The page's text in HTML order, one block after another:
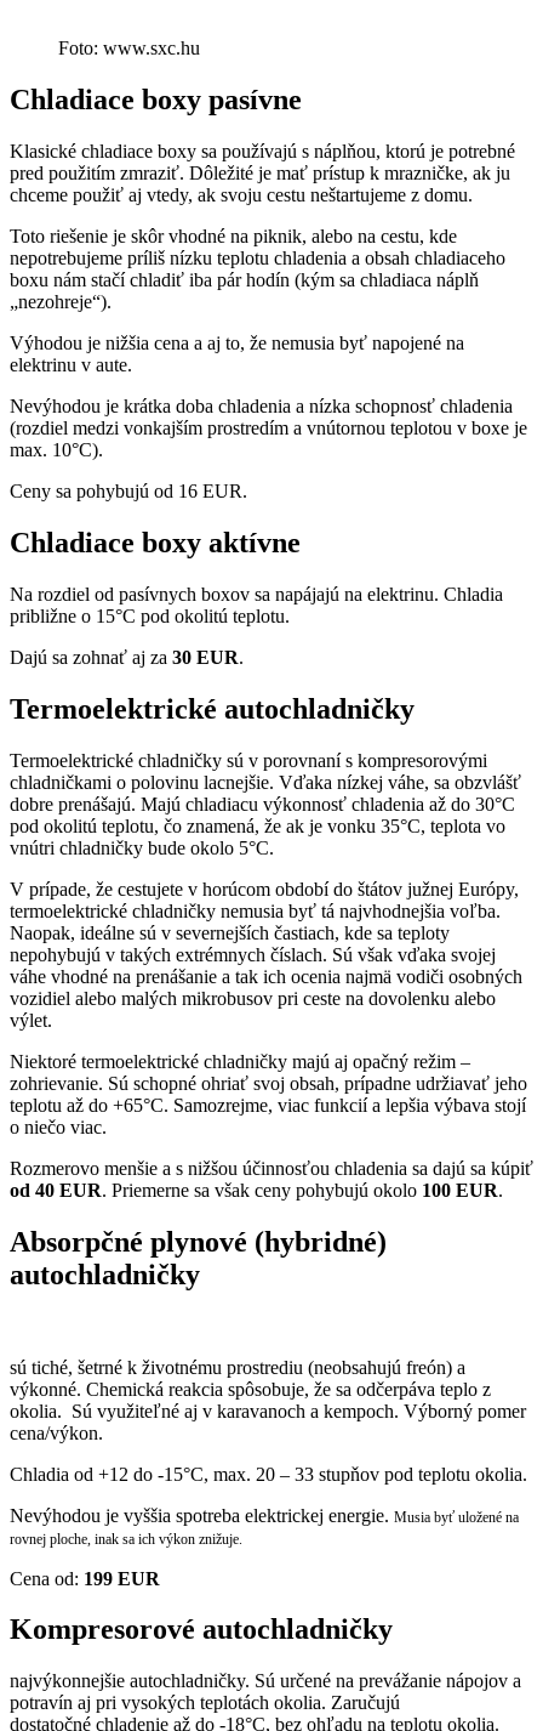
Foto: www.sxc.hu
Chladiace boxy pasívne
Klasické chladiace boxy sa používajú s náplňou, ktorú je potrebné
pred použitím zmraziť. Dôležité je mať prístup k mrazničke, ak ju
chceme použiť aj vtedy, ak svoju cestu neštartujeme z domu.
Toto riešenie je skôr vhodné na piknik, alebo na cestu, kde
nepotrebujeme príliš nízku teplotu chladenia a obsah chladiaceho
boxu nám stačí chladiť iba pár hodín (kým sa chladiaca náplň
„nezohreje“).
Výhodou je nižšia cena a aj to, že nemusia byť napojené na
elektrinu v aute.
Nevýhodou je krátka doba chladenia a nízka schopnosť chladenia
(rozdiel medzi vonkajším prostredím a vnútornou teplotou v boxe je
max. 10°C).
Ceny sa pohybujú od 16 EUR.
Chladiace boxy aktívne
Na rozdiel od pasívnych boxov sa napájajú na elektrinu. Chladia
približne o 15°C pod okolitú teplotu.
Dajú sa zohnať aj za 30 EUR.
Termoelektrické autochladničky
Termoelektrické chladničky sú v porovnaní s kompresorovými
chladničkami o polovinu lacnejšie. Vďaka nízkej váhe, sa obzvlášť
dobre prenášajú. Majú chladiacu výkonnosť chladenia až do 30°C
pod okolitú teplotu, čo znamená, že ak je vonku 35°C, teplota vo
vnútri chladničky bude okolo 5°C.
V prípade, že cestujete v horúcom období do štátov južnej Európy,
termoelektrické chladničky nemusia byť tá najvhodnejšia voľba.
Naopak, ideálne sú v severnejších častiach, kde sa teploty
nepohybujú v takých extrémnych číslach. Sú však vďaka svojej
váhe vhodné na prenášanie a tak ich ocenia najmä vodiči osobných
vozidiel alebo malých mikrobusov pri ceste na dovolenku alebo
výlet.
Niektoré termoelektrické chladničky majú aj opačný režim –
zohrievanie. Sú schopné ohriať svoj obsah, prípadne udržiavať jeho
teplotu až do +65°C. Samozrejme, viac funkcií a lepšia výbava stojí
o niečo viac.
Rozmerovo menšie a s nižšou účinnosťou chladenia sa dajú sa kúpiť
od 40 EUR. Priemerne sa však ceny pohybujú okolo 100 EUR.
Absorpčné plynové (hybridné)
autochladničky
sú tiché, šetrné k životnému prostrediu (neobsahujú freón) a
výkonné. Chemická reakcia spôsobuje, že sa odčerpáva teplo z
okolia. Sú využiteľné aj v karavanoch a kempoch. Výborný pomer
cena/výkon.
Chladia od +12 do -15°C, max. 20 – 33 stupňov pod teplotu okolia.
Nevýhodou je vyššia spotreba elektrickej energie. Musia byť uložené na
rovnej ploche, inak sa ich výkon znižuje.
Cena od: 199 EUR
Kompresorové autochladničky
najvýkonnejšie autochladničky. Sú určené na prevážanie nápojov a
potravín aj pri vysokých teplotách okolia. Zaručujú
dostatočné chladenie až do -18°C, bez ohľadu na teplotu okolia.